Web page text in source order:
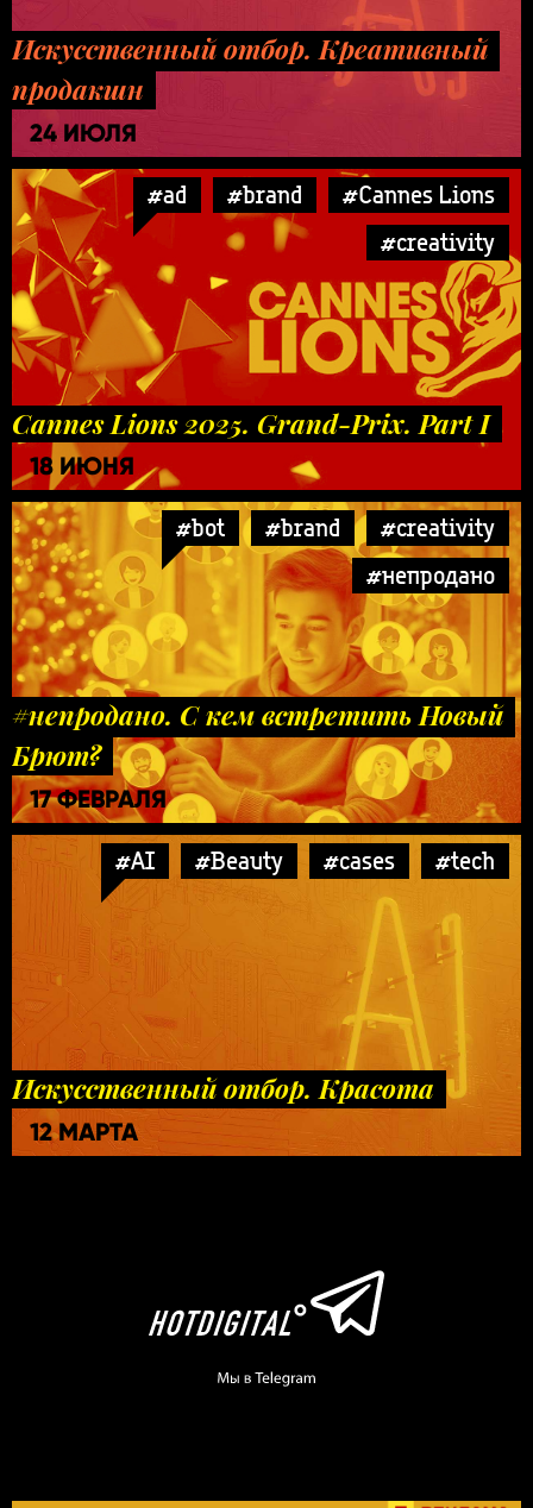
Искусственный отбор. Креативный
продакшн
24 ИЮЛЯ
#ad #brand
#Cannes Lions
#creativity
Cannes Lions 2025. Grand-Prix. Part I
18 ИЮНЯ
#bot #brand
#creativity
#непродано
#непродано. С кем встретить Новый
Брют?
17 ФЕВРАЛЯ
#AI #Beauty #cases #tech
Искусственный отбор. Красота
12 МАРТА